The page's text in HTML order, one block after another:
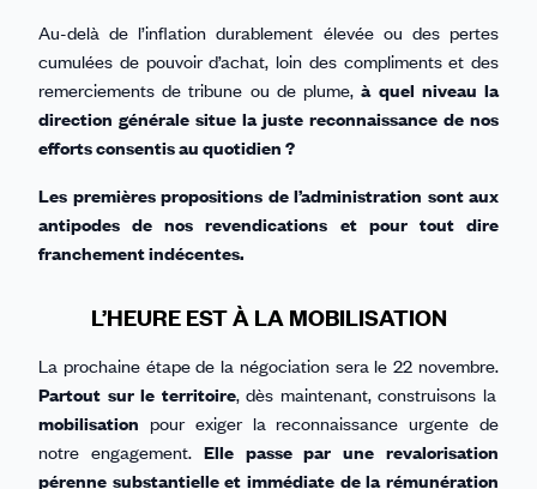
Au-delà de l’inflation durablement élevée ou des pertes
cumulées de pouvoir d’achat, loin des compliments et des
remerciements de tribune ou de plume,à quel niveau la
direction générale situe la juste reconnaissance de nos
efforts consentis au quotidien ?
Les premières propositions de l’administration sont aux
antipodes de nos revendications et pour tout dire
franchement indécentes.
L’HEURE EST À LA MOBILISATION
La prochaine étape de la négociation sera le 22 novembre.
Partout sur le territoire, dès maintenant, construisons la
mobilisation pour exiger la reconnaissance urgente de
notre engagement. Elle passe par une revalorisation
pérenne substantielle et immédiate de la rémunération